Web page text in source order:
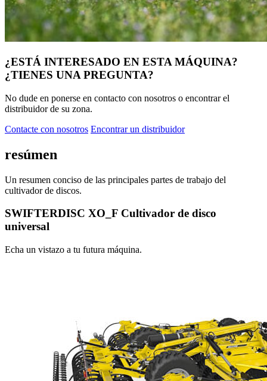
¿ESTÁ INTERESADO EN ESTA MÁQUINA?
¿TIENES UNA PREGUNTA?
No dude en ponerse en contacto con nosotros o encontrar el
distribuidor de su zona.
Contacte con nosotros Encontrar un distribuidor
resúmen
Un resumen conciso de las principales partes de trabajo del
cultivador de discos.
SWIFTERDISC XO_F Cultivador de disco
universal
Echa un vistazo a tu futura máquina.